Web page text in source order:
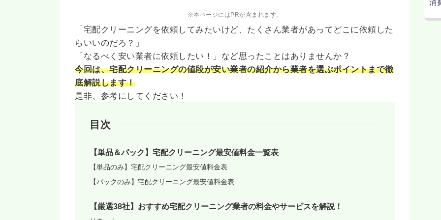
※本ページにはPRが含まれます。
「宅配クリーニングを依頼してみたいけど、たくさん業者があってどこに依頼した
らいいのだろ？」
「なるべく安い業者に依頼したい！」など思ったことはありませんか？
今回は、宅配クリーニングの値段が安い業者の紹介から業者を選ぶポイントまで徹
底解説します！
是非、参考にしてください！
目次
【単品＆パック】宅配クリーニング最安値料金一覧表
【単品のみ】宅配クリーニング最安値料金表
【パックのみ】宅配クリーニング最安値料金表
【厳選38社】おすすめ宅配クリーニング業者の料金やサービスを解説！
消